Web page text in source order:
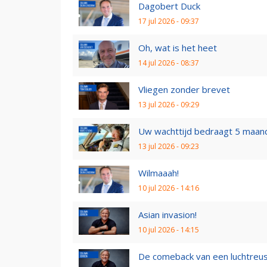
Dagobert Duck
17 jul 2026 - 09:37
Oh, wat is het heet
14 jul 2026 - 08:37
Vliegen zonder brevet
13 jul 2026 - 09:29
Uw wachttijd bedraagt 5
13 jul 2026 - 09:23
Wilmaaah!
10 jul 2026 - 14:16
Asian invasion!
10 jul 2026 - 14:15
De comeback van een luchtreus